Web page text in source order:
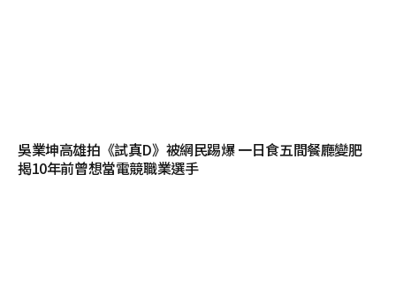
吳業坤高雄拍《試真D》被網民踢爆 一日食五間餐廳變肥
揭10年前曾想當電競職業選手